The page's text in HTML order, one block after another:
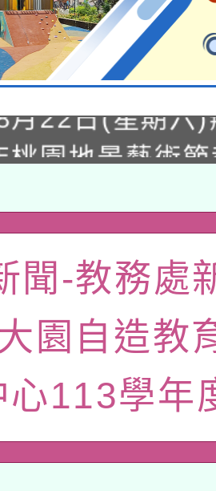
部水利署委託
究院辦理「
單位及節水達
廟祈福系列
桃園地景藝術
部國民及學前
師範大學辦理
促進學校輔導
習」實施計畫
教育研究院中
族教育政策研討
際趨勢與發展
府教育局辦理
成長研習實施
作坊新北場」
臺灣師範大學
臺北學習中心
習班」招生簡
關國立成功大學
19疫苗接
部水利署委託
聞-教務處
園自造教
心113學年